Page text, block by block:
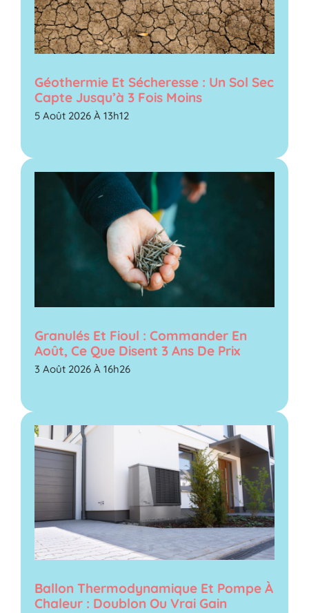
Géothermie Et Sécheresse : Un Sol Sec
Capte Jusqu’à 3 Fois Moins
5 Août 2026 À 13h12
Granulés Et Fioul : Commander En
Août, Ce Que Disent 3 Ans De Prix
3 Août 2026 À 16h26
Ballon Thermodynamique Et Pompe À
Chaleur : Doublon Ou Vrai Gain